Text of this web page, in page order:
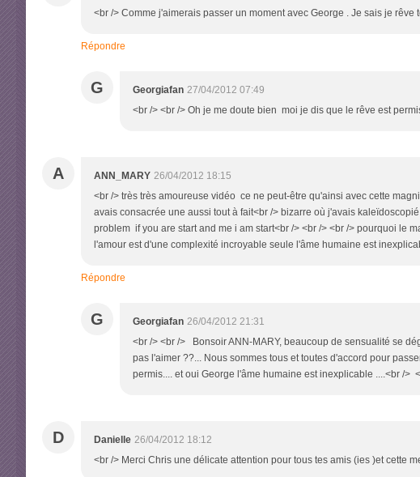
<br /> Comme j'aimerais passer un moment avec George . Je sais je rêve
Répondre
G Georgiafan 27/04/2012 07:49
<br /> <br /> Oh je me doute bien moi je dis que le rêve est
A ANN_MARY 26/04/2012 18:15
<br /> très très amoureuse vidéo ce ne peut-être qu'ainsi avec cette
avais consacrée une aussi tout à fait<br /> bizarre où j'avais
problem if you are start and me i am start<br /> <br /> <br /> pourquoi le
l'amour est d'une complexité incroyable seule l'âme humaine est
Répondre
G Georgiafan 26/04/2012 21:31
<br /> <br /> Bonsoir ANN-MARY, beaucoup de sensualité se
pas l'aimer ??... Nous sommes tous et toutes d'accord pour
permis.... et oui George l'âme humaine est inexplicable ....<br />
D Danielle 26/04/2012 18:12
<br /> Merci Chris une délicate attention pour tous tes amis (ies )et cette